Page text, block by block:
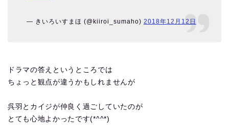
— きいろいすまほ (@kiiroi_sumaho) 2018年12月12日
ドラマの答えというところでは
ちょっと観点が違うかもしれませんが
呉羽とカイジが仲良く過ごしていたのが
とても心地よかったです(*^^*)